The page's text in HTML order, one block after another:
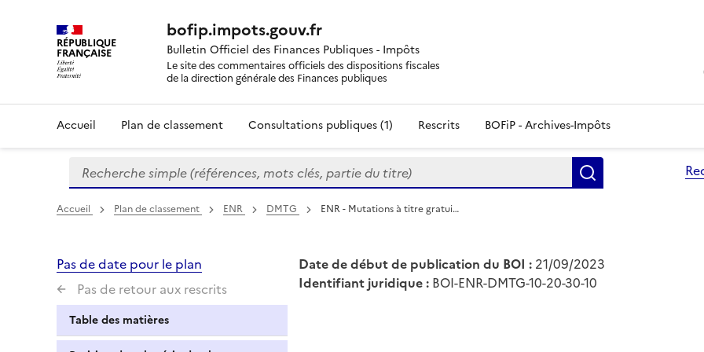
RÉPUBLIQUE
FRANÇAISE
bofip.impots.gouv.fr
Bulletin Officiel des Finances Publiques - Impôts
Le site des commentaires officiels des dispositions fiscales
de la direction générale des Finances publiques
Accueil Plan de classement Consultations publiques (1) Rescrits BOFiP - Archives-Impôts
Formulaire
de
recherche
Recherche simple (références, mots clés, partie du titre)
Accueil Plan de classement ENR DMTG ENR - Mutations à titre gratui…
Pas de date pour le plan
Pas de retour aux rescrits
Table des matières
Date de début de publication du BOI : 21/09/2023
Identifiant juridique : BOI-ENR-DMTG-10-20-30-10